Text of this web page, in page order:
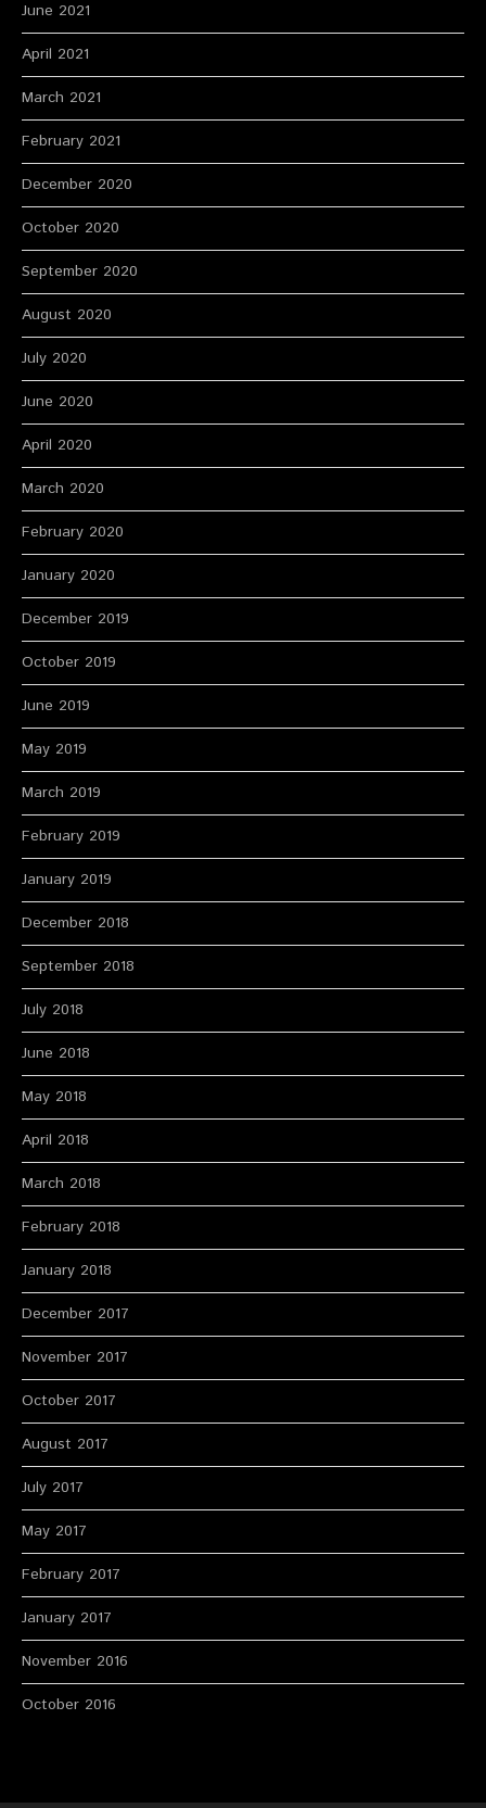
June 2021
April 2021
March 2021
February 2021
December 2020
October 2020
September 2020
August 2020
July 2020
June 2020
April 2020
March 2020
February 2020
January 2020
December 2019
October 2019
June 2019
May 2019
March 2019
February 2019
January 2019
December 2018
September 2018
July 2018
June 2018
May 2018
April 2018
March 2018
February 2018
January 2018
December 2017
November 2017
October 2017
August 2017
July 2017
May 2017
February 2017
January 2017
November 2016
October 2016